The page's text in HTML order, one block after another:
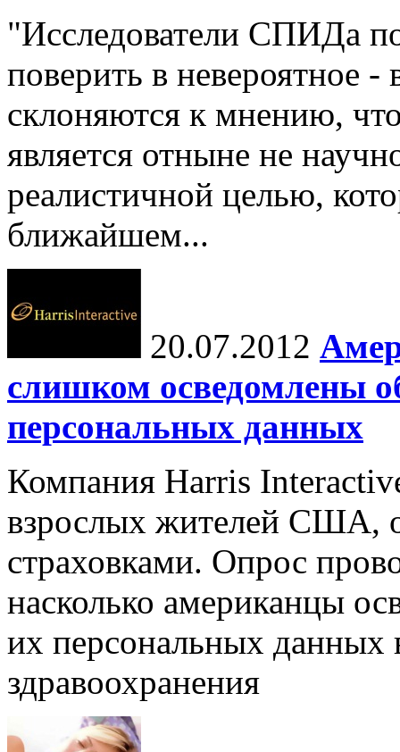
"Исследователи СПИДа
поверить в невероятное -
склоняются к мнению,
является отныне не
реалистичной целью,
ближайшем...
20.07.2012
слишком осведомлены
персональных данных
Компания Harris
взрослых жителей США,
страховками. Опрос
насколько американцы
их персональных данных
здравоохранения